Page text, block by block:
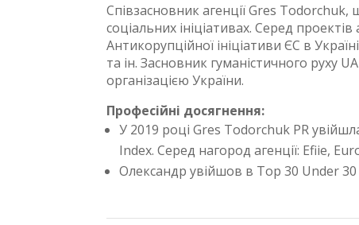
Співзасновник агенції Gres Todorchuk,
соціальних ініціативах. Серед
Антикорупційної ініціативи ЄС в
та ін. Засновник гуманістичного руху
організацією України.
Професійні досягнення:
У 2019 році Gres Todorchuk PR
Index. Серед нагород агенції: Efiie,
Олександр увійшов в Top 30 Under 30